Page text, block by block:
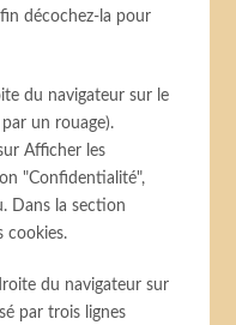
décochez-la pour
du navigateur sur le
un rouage).
Afficher les
"Confidentialité",
Dans la section
cookies.
du navigateur sur
par trois lignes